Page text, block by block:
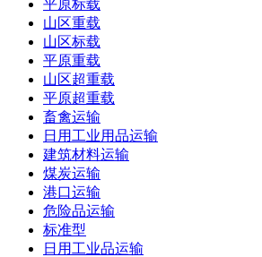
平原标载
山区重载
山区标载
平原重载
山区超重载
平原超重载
畜禽运输
日用工业用品运输
建筑材料运输
煤炭运输
港口运输
危险品运输
标准型
日用工业品运输